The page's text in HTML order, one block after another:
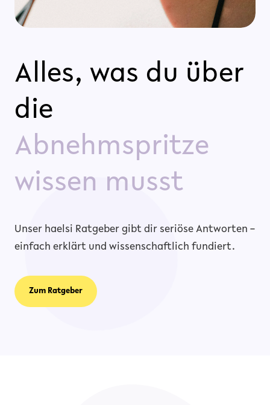
Alles, was du über
die
Abnehmspritze
wissen musst
Unser haelsi Ratgeber gibt dir seriöse Antworten –
einfach erklärt und wissenschaftlich fundiert.
Zum Ratgeber